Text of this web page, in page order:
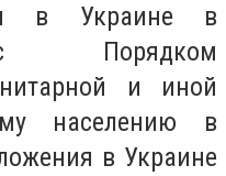
в Украине в
с Порядком
и иной
населению в
в Украине